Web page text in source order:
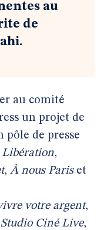
au
de
au comité
un projet de
pôle de presse
Libération,
, À nous Pariset
votre argent,
Studio Ciné Live,